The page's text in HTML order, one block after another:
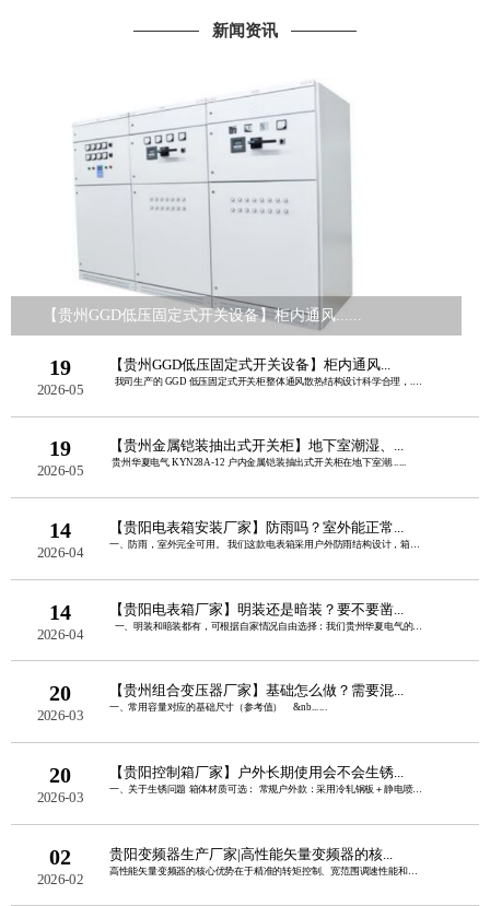
新闻资讯
【贵州GGD低压固定式开关设备】柜内通风......
19
2026-05
【贵州GGD低压固定式开关设备】柜内通风...
19
2026-05
【贵州金属铠装抽出式开关柜】地下室潮湿、...
贵州华夏电气 KYN28A‑12 户内金属铠装抽出式开关柜在地下室潮......
14
2026-04
【贵阳电表箱安装厂家】防雨吗？室外能正常...
一、防雨，室外完全可用。 我们这款电表箱采用户外防雨结构设计，箱盖加宽外翻边......
14
2026-04
【贵阳电表箱厂家】明装还是暗装？要不要凿...
一、明装和暗装都有，可根据自家情况自由选择：我们贵州华夏电气的电表......
20
2026-03
【贵州组合变压器厂家】基础怎么做？需要混...
一、常用容量对应的基础尺寸（参考值） &nb......
20
2026-03
【贵阳控制箱厂家】户外长期使用会不会生锈...
一、关于生锈问题 箱体材质可选： 常规户外款：采用冷轧钢板＋静电喷塑，双......
02
2026-02
贵阳变频器生产厂家|高性能矢量变频器的核...
高性能矢量变频器的核心优势在于精准的转矩控制、宽范围调速性能和强负载适应能力，同......